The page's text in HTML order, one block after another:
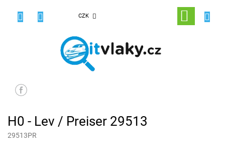
CZK
NÁKUPNÍ
KOŠÍK
H0 - Lev / Preiser 29513
29513PR